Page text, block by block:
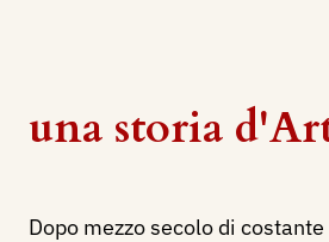
una storia
Dopo mezzo secolo di